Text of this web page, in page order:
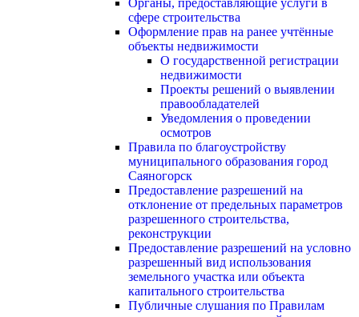
Органы, предоставляющие услуги в
сфере строительства
Оформление прав на ранее учтённые
объекты недвижимости
О государственной регистрации
недвижимости
Проекты решений о выявлении
правообладателей
Уведомления о проведении
осмотров
Правила по благоустройству
муниципального образования город
Саяногорск
Предоставление разрешений на
отклонение от предельных параметров
разрешенного строительства,
реконструкции
Предоставление разрешений на условно
разрешенный вид использования
земельного участка или объекта
капитального строительства
Публичные слушания по Правилам